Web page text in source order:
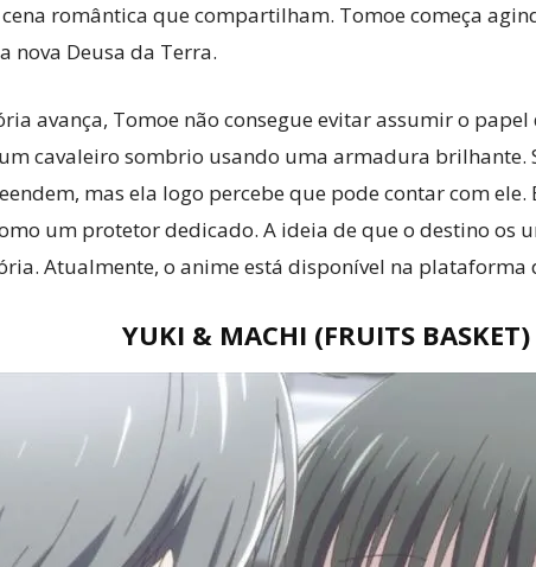
romântica que compartilham. Tomoe começa
nova Deusa da Terra.
avança, Tomoe não consegue evitar assumir o
cavaleiro sombrio usando uma armadura
mas ela logo percebe que pode contar com
um protetor dedicado. A ideia de que o destino os
Atualmente, o anime está disponível na plataforma
YUKI & MACHI (FRUITS BASKET)